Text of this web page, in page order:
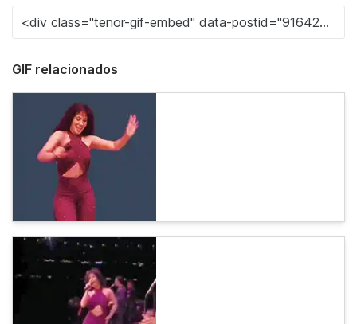
GIF relacionados